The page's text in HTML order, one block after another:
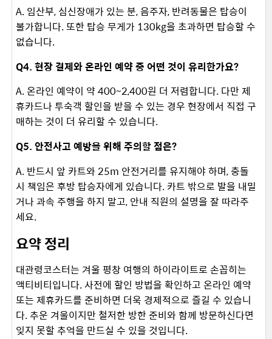
A. 임산부, 심신장애가 있는 분, 음주자, 반려동물은 탑승이
불가합니다. 또한 탑승 무게가 130kg을 초과하면 탑승할 수
없습니다. ​
Q4. 현장 결제와 온라인 예약 중 어떤 것이 유리한가요?
A. 온라인 예약이 약 400~2,400원 더 저렴합니다. 다만 제
휴카드나 투숙객 할인을 받을 수 있는 경우 현장에서 직접 구
매하는 것이 더 유리할 수 있습니다. ​
Q5. 안전사고 예방을 위해 주의할 점은?
A. 반드시 앞 카트와 25m 안전거리를 유지해야 하며, 충돌
시 책임은 후방 탑승자에게 있습니다. 카트 밖으로 발을 내밀
거나 과속 주행을 하지 말고, 안내 직원의 설명을 잘 따라주
세요. ​
요약 정리
대관령코스터는 겨울 평창 여행의 하이라이트로 손꼽히는
액티비티입니다. 사전에 할인 방법을 확인하고 온라인 예약
또는 제휴카드를 준비하면 더욱 경제적으로 즐길 수 있습니
다. 추운 겨울이지만 철저한 방한 준비와 함께 방문하신다면
잊지 못할 추억을 만드실 수 있을 것입니다.